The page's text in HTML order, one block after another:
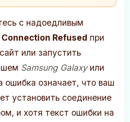
с надоедливым
Connection Refused при
или запустить
Samsung Galaxyили
ошибка означает, что ваш
установить соединение
и хотя текст ошибки на